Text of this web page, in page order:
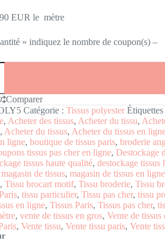
EUR le mètre
» indiquez le nombre de coupon(s) –
Comparer
Catégorie : Tissus polyester Étiquettes
, Acheter des tissus, Acheter du tissu,
, Acheter du tissus, Acheter du tissus en
ligne, boutique de tissus paris, broderie
tissus pas cher en ligne, Destockage
tissus haute qualité, destockage tissus
magasin de tissus, magasin de tissus en ligne
, Tissu brocart motif, Tissu broderie, Tissu
, tissu particulier, Tissu pas cher, tissu
en ligne, Tissus Paris, Tissus pas cher,
, vente de tissus en gros, Vente de tissus
, Vente tissu, Vente tissu paris, Vente